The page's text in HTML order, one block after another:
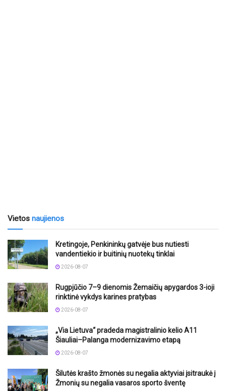
Vietos naujienos
Kretingoje, Penkininkų gatvėje bus nutiesti
vandentiekio ir buitinių nuotekų tinklai
2026-08-07
Rugpjūčio 7–9 dienomis Žemaičių apygardos 3-ioji
rinktinė vykdys karines pratybas
2026-08-07
„Via Lietuva“ pradeda magistralinio kelio A11
Šiauliai–Palanga modernizavimo etapą
2026-08-07
Šilutės krašto žmonės su negalia aktyviai įsitraukė į
Žmonių su negalia vasaros sporto šventę